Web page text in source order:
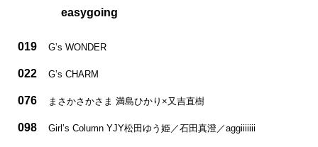
easygoing
019 G’s WONDER
022 G’s CHARM
076 まさかさかさま 満島ひかり×又吉直樹
098 Girlʼs Column YJY松田ゆう姫／石田真澄／aggiiiiiii